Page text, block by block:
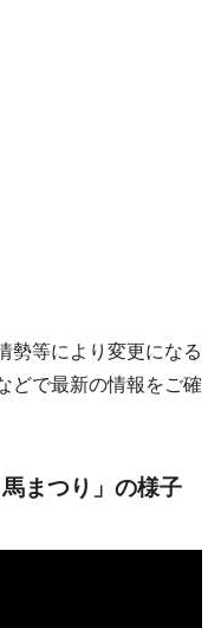
勢等により変更になる
どで最新の情報をご確
まつり」の様子